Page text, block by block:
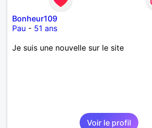
Bonheur109
Pau - 51 ans
Je suis une nouvelle sur le site
Voir le profil